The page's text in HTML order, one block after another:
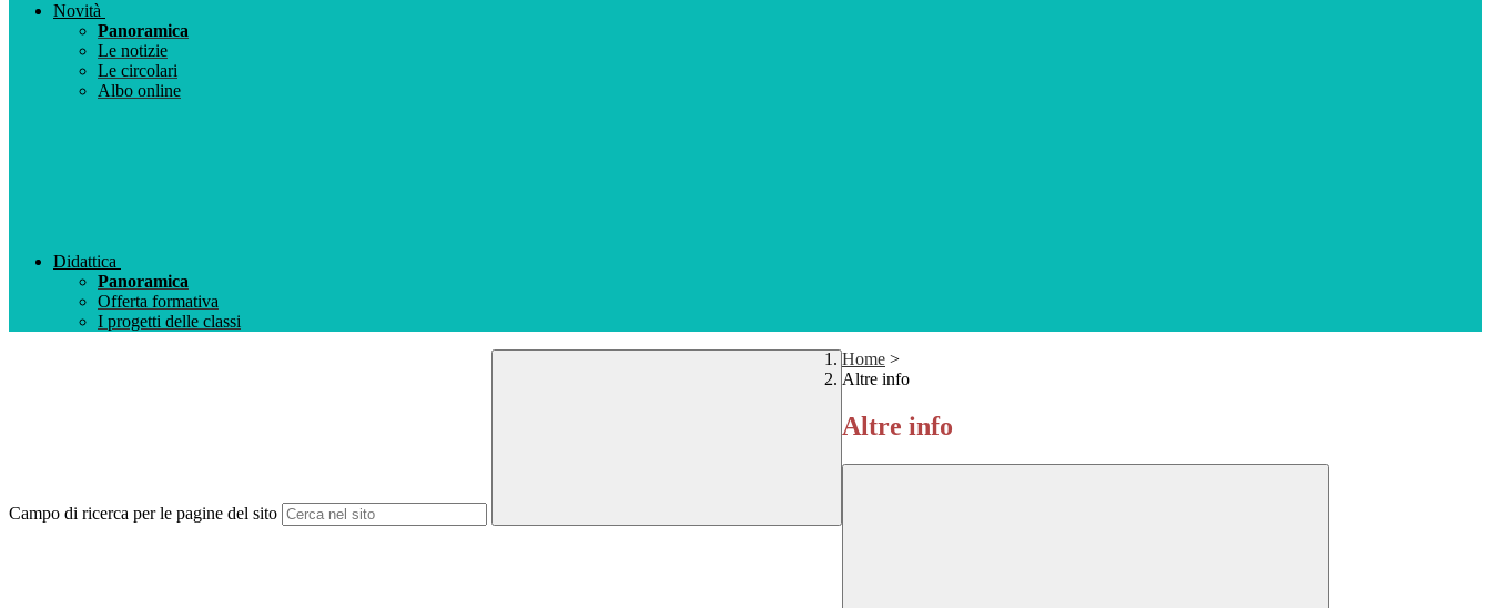
Novità
Panoramica
Le notizie
Le circolari
Albo online
Didattica
Panoramica
Offerta formativa
I progetti delle classi
Campo di ricerca per le pagine del sito
Home >
Altre info
Altre info